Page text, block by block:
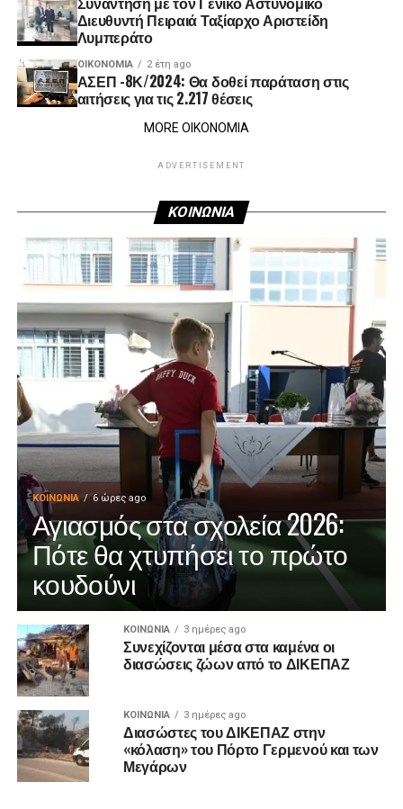
Διευθυντή Πειραιά Ταξίαρχο Αριστείδη
Λυμπεράτο
ΟΙΚΟΝΟΜΊΑ 2 έτη ago
ΑΣΕΠ -8Κ/2024: Θα δοθεί παράταση στις
αιτήσεις για τις 2.217 θέσεις
MORE ΟΙΚΟΝΟΜΙΑ
ADVERTISEMENT
ΚΟΙΝΩΝΙΑ
ΚΟΙΝΩΝΊΑ 6 ώρες ago
Αγιασμός στα σχολεία 2026:
Πότε θα χτυπήσει το πρώτο
κουδούνι
ΚΟΙΝΩΝΊΑ 3 ημέρες ago
Συνεχίζονται μέσα στα καμένα οι
διασώσεις ζώων από το ΔΙΚΕΠΑΖ
ΚΟΙΝΩΝΊΑ 3 ημέρες ago
Διασώστες του ΔΙΚΕΠΑΖ στην
«κόλαση» του Πόρτο Γερμενού και των
Μεγάρων